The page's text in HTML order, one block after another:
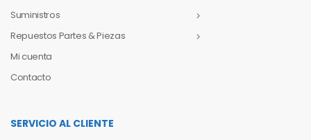
Suministros
Repuestos Partes & Piezas
Mi cuenta
Contacto
SERVICIO AL CLIENTE